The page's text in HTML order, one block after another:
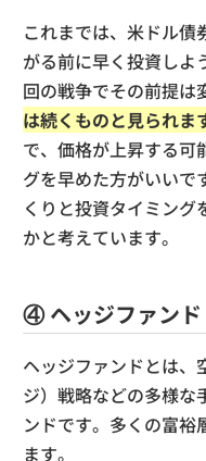
これまでは、米ドル債
がる前に早く投資しよ
回の戦争でその前提は
は続くものと見られま
で、価格が上昇する可
グを早めた方がいいで
くりと投資タイミン
かと考えています。
④ ヘッジファンド
ヘッジファンドとは、
ジ）戦略などの多様な
ンドです。多くの富裕
ます。